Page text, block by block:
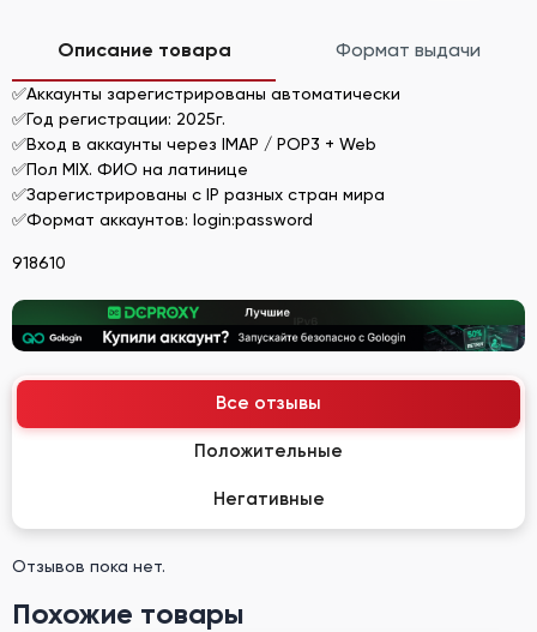
Описание товара Формат выдачи
✅Аккаунты зарегистрированы автоматически
✅Год регистрации: 2025г.
✅Вход в аккаунты через IMAP / POP3 + Web
✅Пол MIX. ФИО на латинице
✅Зарегистрированы с IP разных стран мира
✅Формат аккаунтов: login:password
918610
Все отзывы
Положительные
Негативные
Отзывов пока нет.
Похожие товары